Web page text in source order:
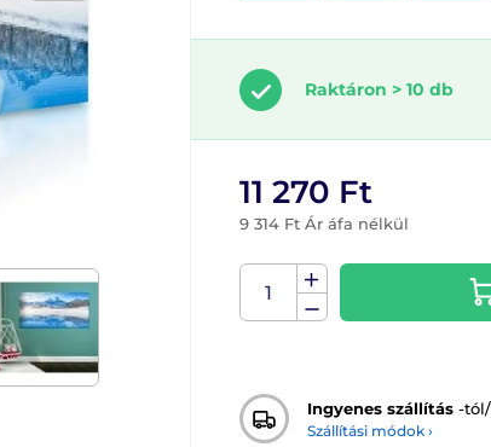
Raktáron > 10 db
11 270 Ft
9 314 Ft Ár áfa nélkül
Ingyenes szállítás -
Szállítási módok ›